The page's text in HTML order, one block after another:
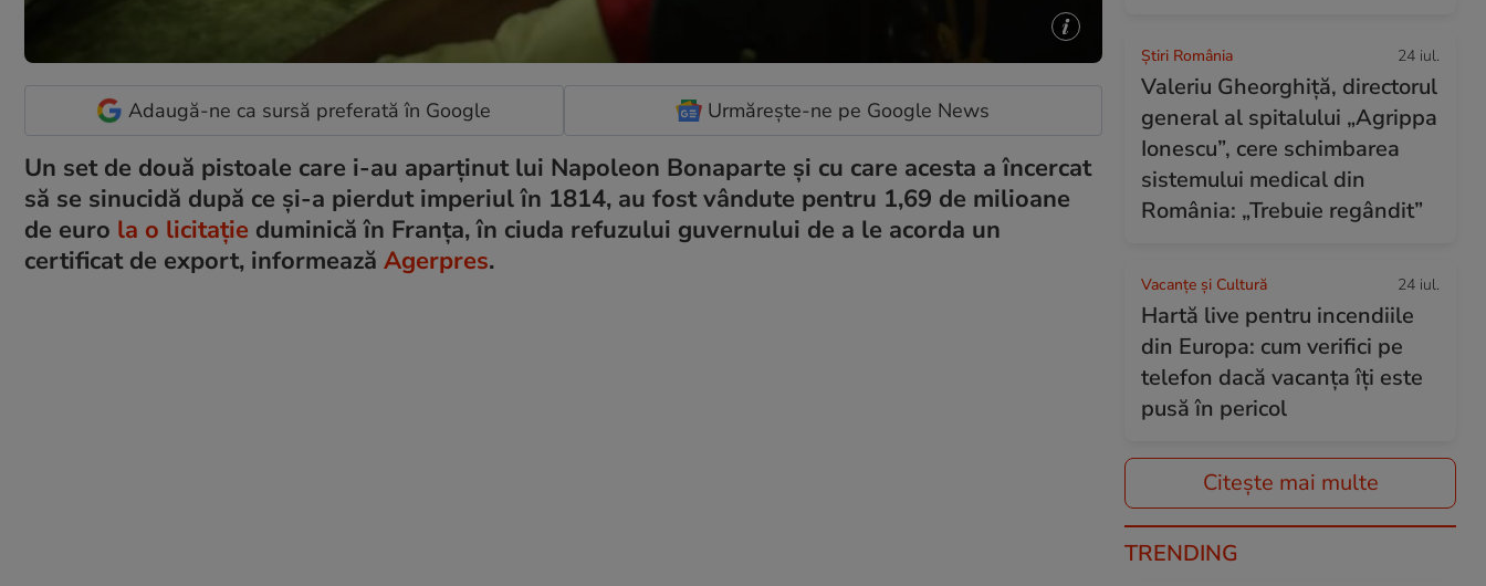
Adaugă-ne ca sursă preferată în Google Urmărește-ne pe Google News
Un set de două pistoale care i-au aparţinut lui Napoleon Bonaparte şi cu care acesta a încercat
să se sinucidă după ce şi-a pierdut imperiul în 1814, au fost vândute pentru 1,69 de milioane
de euro la o licitaţie duminică în Franţa, în ciuda refuzului guvernului de a le acorda un
certificat de export, informează Agerpres.
Știri România 24 iul.
Valeriu Gheorghiță, directorul
general al spitalului „Agrippa
Ionescu”, cere schimbarea
sistemului medical din
România: „Trebuie regândit”
Vacanțe și Cultură 24 iul.
Hartă live pentru incendiile
din Europa: cum verifici pe
telefon dacă vacanța îți este
pusă în pericol
Citește mai multe
TRENDING